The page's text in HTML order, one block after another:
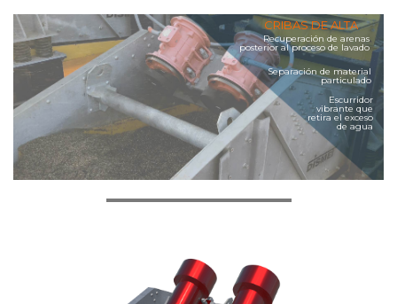
CRIBAS DE ALTA
FRECUENCIA
DESAGUADORAS
Separación de material
particulado
Recuperación de arenas
posterior al proceso de lavado
Escurridor
vibrante que
retira el exceso
de agua